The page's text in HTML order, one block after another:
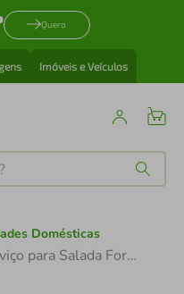
Quero
Imóveis e Veículos
Domésticas
Serviço para Salada Forma Andrea - 5 Peças